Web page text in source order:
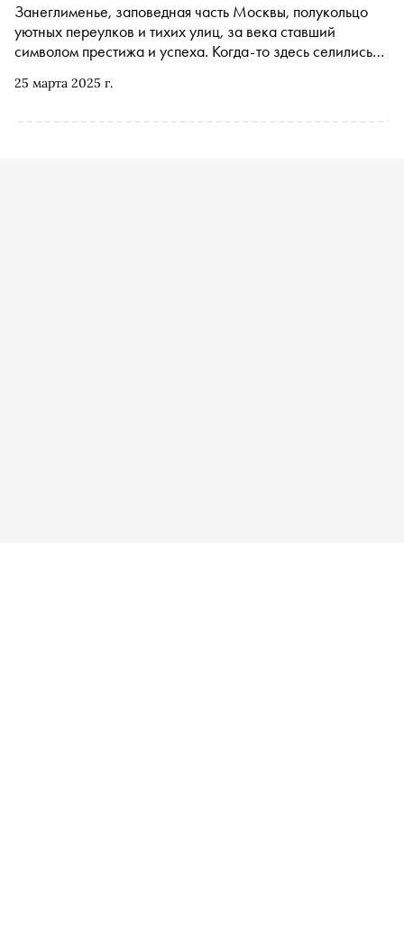
25 марта 2025 г.
Занеглименье, заповедная часть Москвы, полукольцо
уютных переулков и тихих улиц, за века ставший
символом престижа и успеха. Когда-то здесь селились
рестораны и офисы крупных компаний. «Сноб»